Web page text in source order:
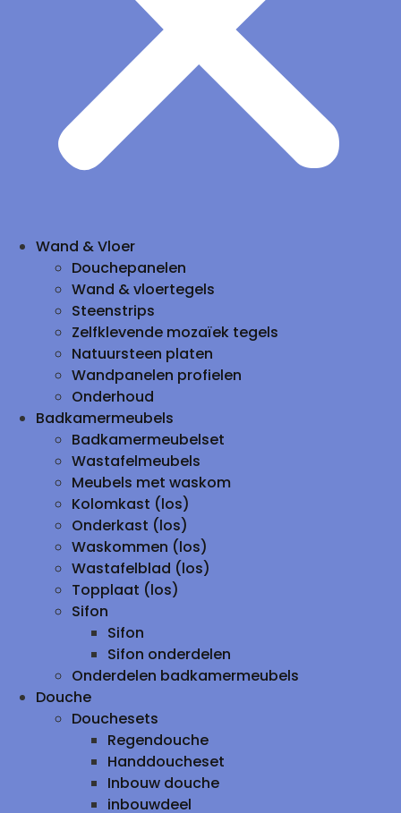
Wand & Vloer
Douchepanelen
Wand & vloertegels
Steenstrips
Zelfklevende mozaïek tegels
Natuursteen platen
Wandpanelen profielen
Onderhoud
Badkamermeubels
Badkamermeubelset
Wastafelmeubels
Meubels met waskom
Kolomkast (los)
Onderkast (los)
Waskommen (los)
Wastafelblad (los)
Topplaat (los)
Sifon
Sifon
Sifon onderdelen
Onderdelen badkamermeubels
Douche
Douchesets
Regendouche
Handdoucheset
Inbouw douche
inbouwdeel